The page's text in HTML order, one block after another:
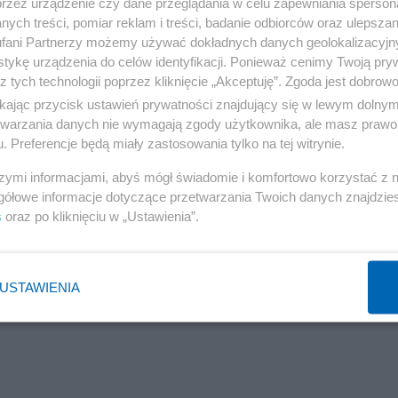
Wirtualna Polska.
powiedziała w Radiu Plus, że Shostak nie
rozwiązania nie popiera" - podkreśliła posłanka KO,
uznała też jej słowa za bardzo nieodpowiedzialne.
w rozmowie z PAP potwierdził, że
Sejmu, a Zieloni poinformowali PAP, że jest już nowy
treści, pomiar reklam i treści, badanie odbiorców oraz
Partnerzy możemy używać dokładnych danych
urządzenia do celów identyfikacji. Ponieważ cenimy Twoją
tych technologii poprzez kliknięcie „Akceptuję”. Zgoda jest
przycisk ustawień prywatności znajdujący się w lewym
danych nie wymagają zgody użytkownika, ale masz
Preferencje będą miały zastosowania tylko na tej witrynie.
informacjami, abyś mógł świadomie i komfortowo korzystać z
informacje dotyczące przetwarzania Twoich danych
oraz po kliknięciu w „Ustawienia”.
USTAWIENIA